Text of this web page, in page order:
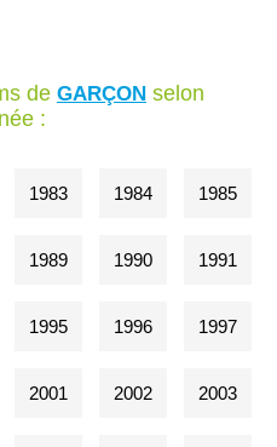
de GARÇONselon
:
1983 1984 1985
1989 1990 1991
1995 1996 1997
2001 2002 2003